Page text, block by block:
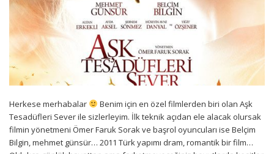
Herkese merhabalar
Benim için en özel filmlerden biri olan Aşk
Tesadüfleri Sever ile sizlerleyim. İlk teknik açıdan ele alacak olursak
filmin yönetmeni Ömer Faruk Sorak ve başrol oyuncuları ise Belçim
Bilgin, mehmet günsür… 2011 Türk yapımı dram, romantik bir film…